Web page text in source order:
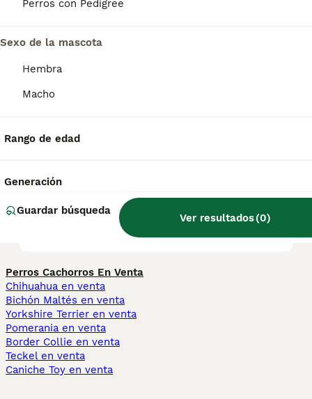
Perros con Pedigree
Sexo de la mascota
Hembra
Macho
Rango de edad
Generación
Guardar búsqueda
Ver resultados(0)
caninas y también con gatos.
¿Cuánto cuestan los galgos
afganos?
¿Son agresivos los galgos
¿Cómo es el carácter del
galgo afgano?
Perros Cachorros En Venta
Chihuahua en venta
Bichón Maltés en venta
Yorkshire Terrier en venta
Pomerania en venta
Border Collie en venta
Teckel en venta
Caniche Toy en venta